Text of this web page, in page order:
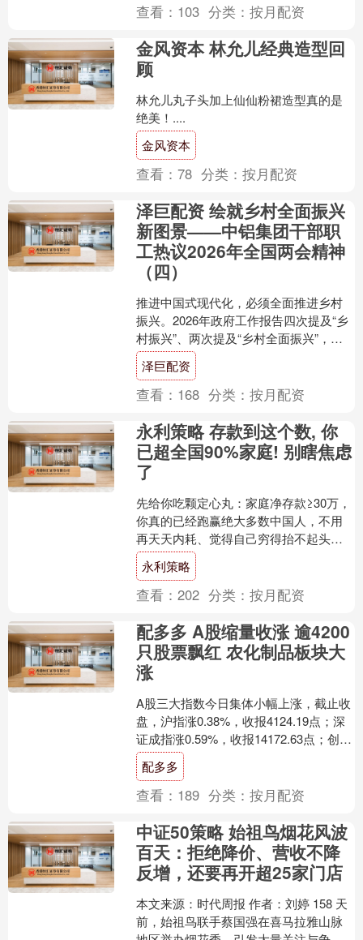
查看： 103 分类：按月配资
金风资本 林允儿经典造型回
顾
林允儿丸子头加上仙仙粉裙造型真的是
绝美！....
金风资本
查看：78 分类：按月配资
泽巨配资 绘就乡村全面振兴
新图景——中铝集团干部职
工热议2026年全国两会精神
（四）
推进中国式现代化，必须全面推进乡村
振兴。2026年政府工作报告四次提及“乡
村振兴”、两次提及“乡村全面振兴”，并
将“扎实推进乡村全面振兴”列为年度十大
工作任务之....
泽巨配资
查看： 168 分类：按月配资
永利策略 存款到这个数, 你
已超全国90%家庭! 别瞎焦虑
了
先给你吃颗定心丸：家庭净存款≥30万，
你真的已经跑赢绝大多数中国人，不用
再天天内耗、觉得自己穷得抬不起头。
别被网上人均几十万、百万存款的段子
骗了，咱拿2026....
永利策略
查看：202 分类：按月配资
配多多 A股缩量收涨 逾4200
只股票飘红 农化制品板块大
涨
A股三大指数今日集体小幅上涨，截止收
盘，沪指涨0.38%，收报4124.19点；深
证成指涨0.59%，收报14172.63点；创业
板指涨0.38%，收报3229....
配多多
查看： 189 分类：按月配资
中证50策略 始祖鸟烟花风波
百天：拒绝降价、营收不降
反增，还要再开超25家门店
本文来源：时代周报 作者：刘婷 158 天
前，始祖鸟联手蔡国强在喜马拉雅山脉